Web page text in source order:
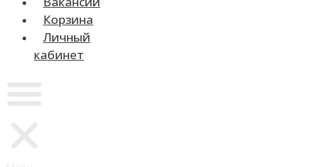
Корзина
Личный
кабинет